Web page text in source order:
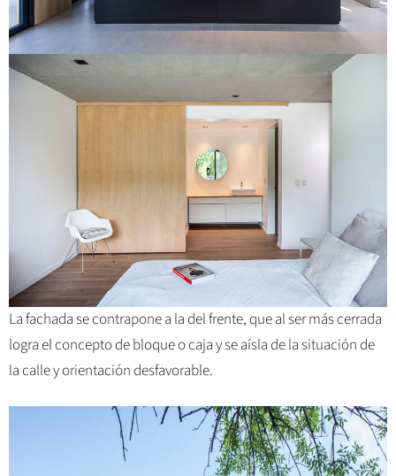
La fachada se contrapone a la del frente, que al ser más cerrada
logra el concepto de bloque o caja y se aísla de la situación de
la calle y orientación desfavorable.